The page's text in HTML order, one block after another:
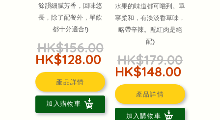
餘韻細膩芳香，回味悠
長，除了配餐外，單飲
都十分適合!)
HK$156.00
HK$128.00
產品詳情
加入購物車
水果的味道都可嚐到。單
寧柔和，有淡淡香草味，
略帶辛辣。配紅肉是絕
配)
HK$179.00
HK$148.00
產品詳情
加入購物車